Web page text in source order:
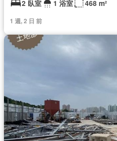
2 臥室 1 浴室 468 m²
1 週, 2 日 前